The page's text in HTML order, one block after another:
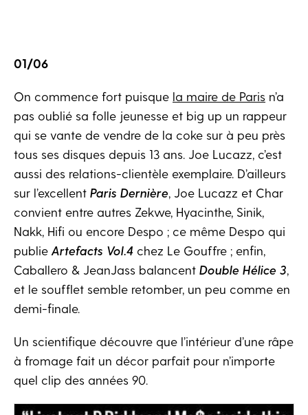
01/06
On commence fort puisque la maire de Paris n’a
pas oublié sa folle jeunesse et big up un rappeur
qui se vante de vendre de la coke sur à peu près
tous ses disques depuis 13 ans. Joe Lucazz, c’est
aussi des relations-clientèle exemplaire. D’ailleurs
sur l’excellent Paris Dernière , Joe Lucazz et Char
convient entre autres Zekwe, Hyacinthe, Sinik,
Nakk, Hifi ou encore Despo ; ce même Despo qui
publie Artefacts Vol.4 chez Le Gouffre ; enfin,
Caballero & JeanJass balancent Double Hélice 3
et le soufflet semble retomber, un peu comme en
demi-finale.
Un scientifique découvre que l’intérieur d’une râpe
à fromage fait un décor parfait pour n’importe
quel clip des années 90.